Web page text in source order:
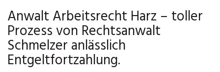
Anwalt Arbeitsrecht Harz – toller
Prozess von Rechtsanwalt
Schmelzer anlässlich
Entgeltfortzahlung.